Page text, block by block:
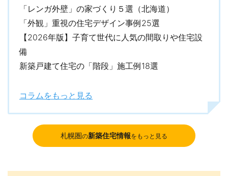
「レンガ外壁」の家づくり５選（北海道）
「外観」重視の住宅デザイン事例25選
【2026年版】子育て世代に人気の間取りや住宅設
備
新築戸建て住宅の「階段」施工例18選
コラムをもっと見る
札幌圏の新築住宅情報をもっと見る